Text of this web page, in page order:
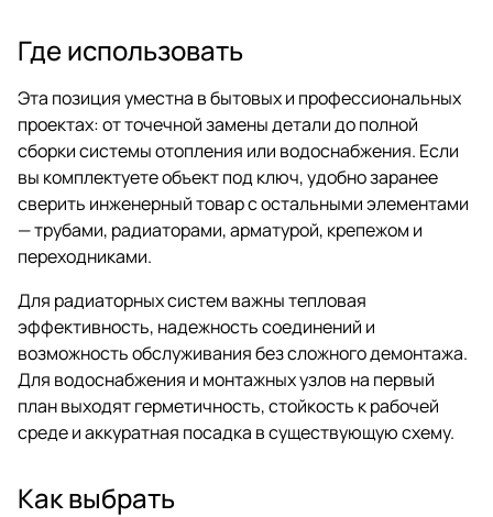
Где использовать
Эта позиция уместна в бытовых и профессиональных
проектах: от точечной замены детали до полной
сборки системы отопления или водоснабжения. Если
вы комплектуете объект под ключ, удобно заранее
сверить инженерный товар с остальными элементами
— трубами, радиаторами, арматурой, крепежом и
переходниками.
Для радиаторных систем важны тепловая
эффективность, надежность соединений и
возможность обслуживания без сложного демонтажа.
Для водоснабжения и монтажных узлов на первый
план выходят герметичность, стойкость к рабочей
среде и аккуратная посадка в существующую схему.
Как выбрать